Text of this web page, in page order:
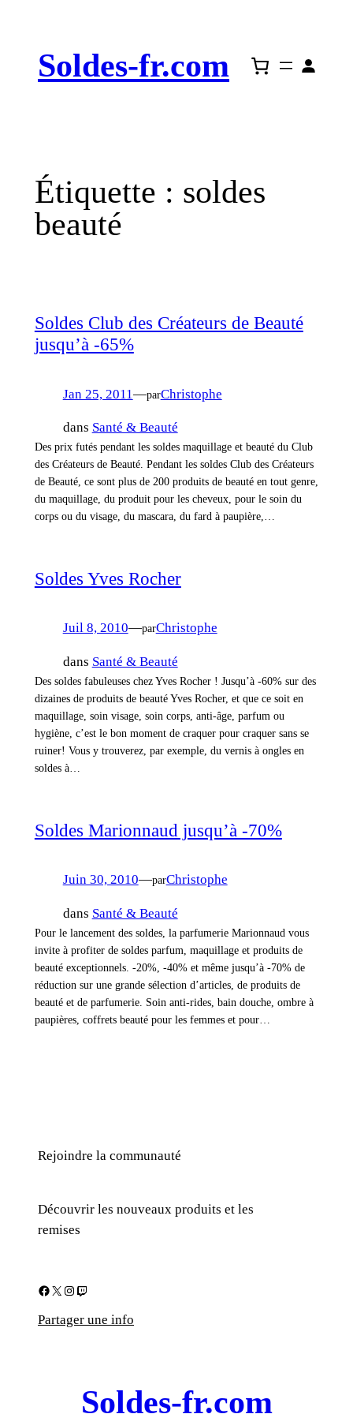
contenuSoldes-fr.com
Étiquette : soldes
beauté
Soldes Club des Créateurs de Beauté
jusqu’à -65%
Jan 25, 2011—parChristophe
dans Santé & Beauté
Des prix futés pendant les soldes maquillage et beauté du Club
des Créateurs de Beauté. Pendant les soldes Club des Créateurs
de Beauté, ce sont plus de 200 produits de beauté en tout genre,
du maquillage, du produit pour les cheveux, pour le soin du
corps ou du visage, du mascara, du fard à paupière,…
Soldes Yves Rocher
Juil 8, 2010—parChristophe
dans Santé & Beauté
Des soldes fabuleuses chez Yves Rocher ! Jusqu’à -60% sur des
dizaines de produits de beauté Yves Rocher, et que ce soit en
maquillage, soin visage, soin corps, anti-âge, parfum ou
hygiène, c’est le bon moment de craquer pour craquer sans se
ruiner! Vous y trouverez, par exemple, du vernis à ongles en
soldes à…
Soldes Marionnaud jusqu’à -70%
Juin 30, 2010—parChristophe
dans Santé & Beauté
Pour le lancement des soldes, la parfumerie Marionnaud vous
invite à profiter de soldes parfum, maquillage et produits de
beauté exceptionnels. -20%, -40% et même jusqu’à -70% de
réduction sur une grande sélection d’articles, de produits de
beauté et de parfumerie. Soin anti-rides, bain douche, ombre à
paupières, coffrets beauté pour les femmes et pour…
Rejoindre la communauté
Découvrir les nouveaux produits et les
remises
Facebook X Instagram Twitch
Partager une info
Soldes-fr.com